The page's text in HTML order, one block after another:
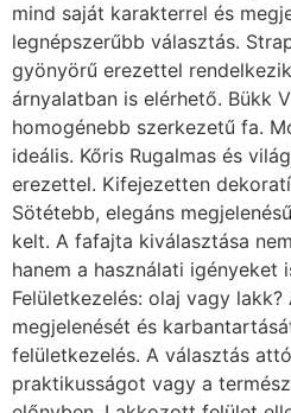
mind saját karakterrel és
legnépszerűbb választás.
gyönyörű erezettel
árnyalatban is elérhető. Bükk
homogénebb szerkezetű fa.
ideális. Kőris Rugalmas és
erezettel. Kifejezetten
Sötétebb, elegáns
kelt. A fafajta kiválasztása
hanem a használati igényeket
Felületkezelés: olaj vagy lakk?
megjelenését és
felületkezelés. A választás
praktikusságot vagy a